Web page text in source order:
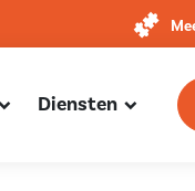
Diensten